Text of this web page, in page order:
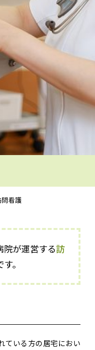
問看護
が運営する訪
す。
ている方の居宅におい